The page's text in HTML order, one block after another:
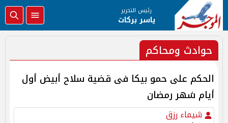
رئيس التحرير
ياسر بركات
حوادث ومحاكم
الحكم على حمو بيكا فى قضية سلاح أبيض أول
أيام شهر رمضان
شيماء رزق